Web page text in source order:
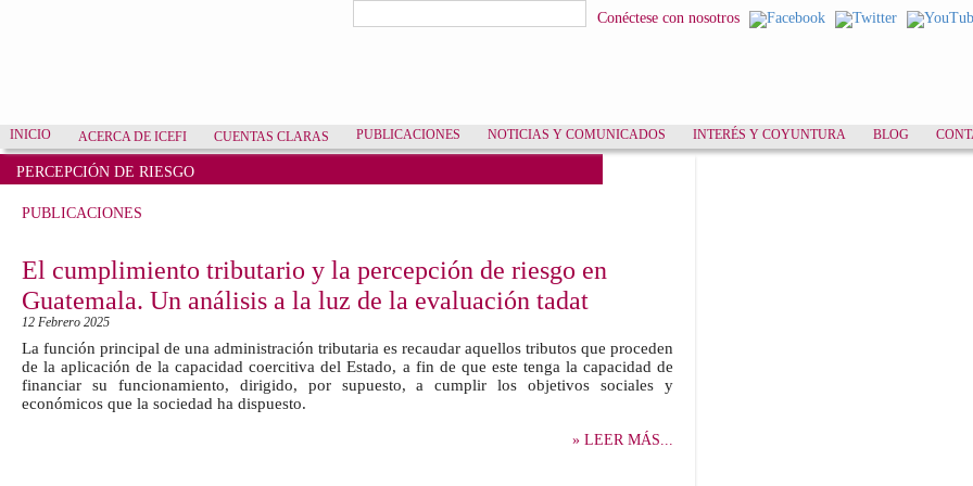
Conéctese con nosotros
INICIO ACERCA DE ICEFI CUENTAS CLARAS PUBLICACIONES NOTICIAS Y COMUNICADOS INTERÉS Y COYUNTURA BLOG
PERCEPCIÓN DE RIESGO
PUBLICACIONES
El cumplimiento tributario y la percepción de riesgo en
Guatemala. Un análisis a la luz de la evaluación tadat
12 Febrero 2025
La función principal de una administración tributaria es recaudar aquellos tributos que proceden
de la aplicación de la capacidad coercitiva del Estado, a fin de que este tenga la capacidad de
financiar su funcionamiento, dirigido, por supuesto, a cumplir los objetivos sociales y
económicos que la sociedad ha dispuesto.
» LEER MÁS...